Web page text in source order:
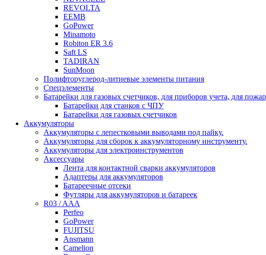
REVOLTA
EEMB
GoPower
Minamoto
Robiton ER 3.6
Saft LS
TADIRAN
SunMoon
Полифторуглерод-литиевые элементы питания
Спецэлементы
Батарейки для газовых счетчиков, для приборов учета, для
Батарейки для станков с ЧПУ
Батарейки для газовых счетчиков
Аккумуляторы
Аккумуляторы с лепестковыми выводами под пайку.
Аккумуляторы для сборок к аккумуляторному инструменту.
Аккумуляторы для электроинструментов
Аксессуары
Лента для контактной сварки аккумуляторов
Адаптеры для аккумуляторов
Батареечные отсеки
Футляры для аккумуляторов и батареек
R03 / AAA
Perfeo
GoPower
FUJITSU
Ansmann
Camelion